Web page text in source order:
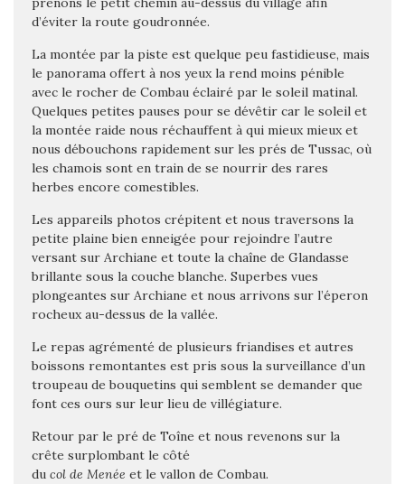
d’éviter la route goudronnée.
La montée par la piste est quelque peu fastidieuse, mais
le panorama offert à nos yeux la rend moins pénible
avec le rocher de Combau éclairé par le soleil matinal.
Quelques petites pauses pour se dévêtir car le soleil et
la montée raide nous réchauffent à qui mieux mieux et
nous débouchons rapidement sur les prés de Tussac, où
les chamois sont en train de se nourrir des rares
herbes encore comestibles.
Les appareils photos crépitent et nous traversons la
petite plaine bien enneigée pour rejoindre l’autre
versant sur Archiane et toute la chaîne de Glandasse
brillante sous la couche blanche. Superbes vues
plongeantes sur Archiane et nous arrivons sur l’éperon
rocheux au-dessus de la vallée.
Le repas agrémenté de plusieurs friandises et autres
boissons remontantes est pris sous la surveillance d’un
troupeau de bouquetins qui semblent se demander que
font ces ours sur leur lieu de villégiature.
Retour par le pré de Toîne et nous revenons sur la
crête surplombant le côté
du col de Menée et le vallon de Combau.